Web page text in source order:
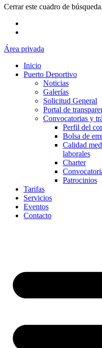
Cerrar este cuadro de búsqueda.
Área privada
Inicio
Puerto Deportivo
Noticias
Galerías
Solicitud General
Portal de
Convocatorias y
Perfil del
Bolsa de
Calidad
laborales
Charter
Patrocinios
Tarifas
Servicios
Eventos
Contacto